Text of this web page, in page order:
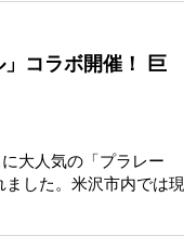
コラボ開催！ 巨
大人気の「プラレー
した。米沢市内では現